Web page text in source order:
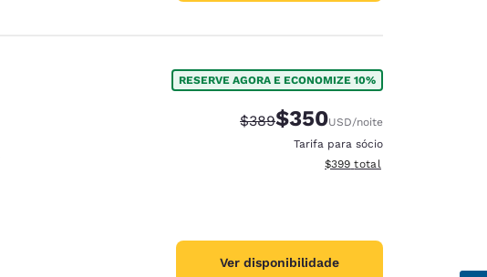
RESERVE AGORA E ECONOMIZE 10%
Tarifa anterior “tachada”:
$389Tarifa com desconto:
$350USD/noite
Tarifa para sócio
Exibir detalhes do total
$399 total
Ver disponibilidade